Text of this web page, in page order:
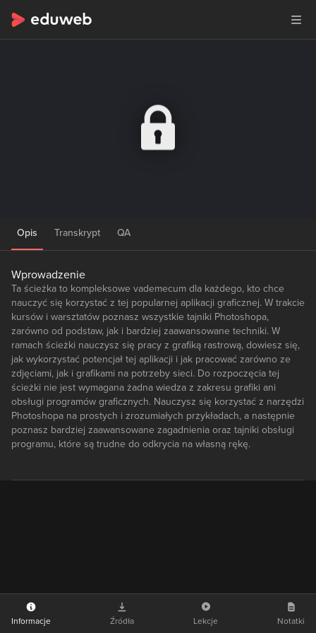
Opis Transkrypt QA
Wprowadzenie
Ta ścieżka to kompleksowe vademecum dla każdego, kto chce
nauczyć się korzystać z tej popularnej aplikacji graficznej. W trakcie
kursów i warsztatów poznasz wszystkie tajniki Photoshopa,
zarówno od podstaw, jak i bardziej zaawansowane techniki. W
ramach ścieżki nauczysz się pracy z grafiką rastrową, dowiesz się,
jak wykorzystać potencjał tej aplikacji i jak pracować zarówno ze
zdjęciami, jak i grafikami na potrzeby sieci. Do rozpoczęcia tej
ścieżki nie jest wymagana żadna wiedza z zakresu grafiki ani
obsługi programów graficznych. Nauczysz się korzystać z narzędzi
Photoshopa na prostych i zrozumiałych przykładach, a następnie
poznasz bardziej zaawansowane zagadnienia oraz tajniki obsługi
programu, które są trudne do odkrycia na własną rękę.
Informacje Źródła Lekcje Notatki